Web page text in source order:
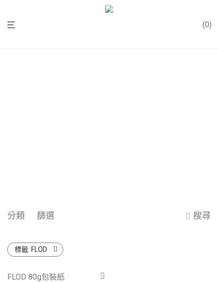
0
分類 篩選 搜尋
標籤: FLOD
FLOD 80g包裝紙